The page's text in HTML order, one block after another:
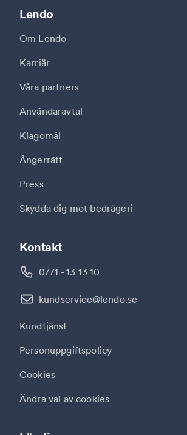
Kontakt
0771 - 13 13 10
kundservice@lendo.se
Kundtjänst
Personuppgiftspolicy
Cookies
Ändra val av cookies
Lendo
Om Lendo
Karriär
Våra partners
Användaravtal
Klagomål
Ångerrätt
Press
Skydda dig mot bedrägeri